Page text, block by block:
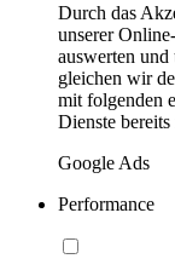
Durch das
unserer
auswerten und
gleichen wir
mit folgenden
Dienste bereits
Google Ads
Performance